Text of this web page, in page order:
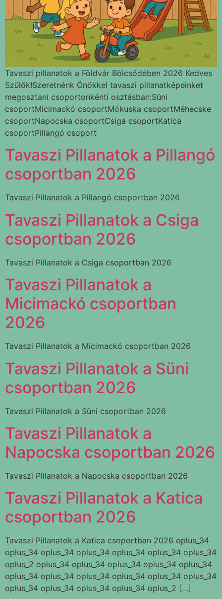
Tavaszi pillanatok a Földvár Bölcsődében 2026 Kedves
Szülők!Szeretnénk Önökkel tavaszi pillanatképeinket
megosztani csoportonkénti osztásban:Süni
csoportMicimackó csoportMókuska csoportMéhecske
csoportNapocska csoportCsiga csoportKatica
csoportPillangó csoport
Tavaszi Pillanatok a Pillangó
csoportban 2026
Tavaszi Pillanatok a Pillangó csoportban 2026
Tavaszi Pillanatok a Csiga
csoportban 2026
Tavaszi Pillanatok a Csiga csoportban 2026
Tavaszi Pillanatok a
Micimackó csoportban
2026
Tavaszi Pillanatok a Micimackó csoportban 2026
Tavaszi Pillanatok a Süni
csoportban 2026
Tavaszi Pillanatok a Süni csoportban 2026
Tavaszi Pillanatok a
Napocska csoportban 2026
Tavaszi Pillanatok a Napocska csoportban 2026
Tavaszi Pillanatok a Katica
csoportban 2026
Tavaszi Pillanatok a Katica csoportban 2026 oplus_34
oplus_34 oplus_34 oplus_34 oplus_34 oplus_34 oplus_34
oplus_2 oplus_34 oplus_34 oplus_34 oplus_34 oplus_34
oplus_34 oplus_34 oplus_34 oplus_34 oplus_34 oplus_34
oplus_34 oplus_34 oplus_34 oplus_34 oplus_2 […]